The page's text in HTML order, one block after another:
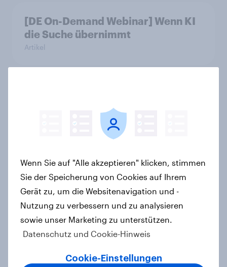
[DE On-Demand Webinar] Wenn KI
die Suche übernimmt
Artikel
verkäufliches Melatonin dominiert,
doch digitale Produkte bieten
Wachstumspotenzial
Wie FRoSTA mit YouGov Shopper
käuferorientierte
Wachstumschancen in der
Kategorie identifiziert hat
Wenn Sie auf "Alle akzeptieren" klicken, stimmen
Sie der Speicherung von Cookies auf Ihrem
Gerät zu, um die Websitenavigation und -
Nutzung zu verbessern und zu analysieren
sowie unser Marketing zu unterstützen.
Datenschutz und Cookie-Hinweis
Cookie-Einstellungen